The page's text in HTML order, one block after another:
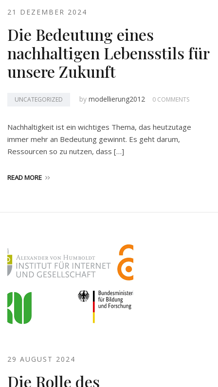
21 DEZEMBER 2024
Die Bedeutung eines
nachhaltigen Lebensstils für
unsere Zukunft
UNCATEGORIZED by modellierung2012 0 COMMENTS
Nachhaltigkeit ist ein wichtiges Thema, das heutzutage
immer mehr an Bedeutung gewinnt. Es geht darum,
Ressourcen so zu nutzen, dass […]
READ MORE
29 AUGUST 2024
Die Rolle des